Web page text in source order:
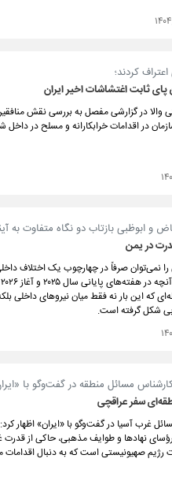
۲۲
کردند؛
ثابت اغتشاشات اخیر ایران
در گزارشی مفصل به بررسی نقش
در اقدامات خرابکارانه و مسلح در داخل
و ابوظبی بازتاب دو نگاه متفاوت به
در یمن
را نمی‌توان صرفاً در چهارچوب یک اختلاف
که این بار نه فقط میان نیروهای داخلی
شکل گرفته است.
مسائل منطقه در گفت‌وگو با
سفر عراقچی
غرب آسیا در گفت‌وگو با «ایران» اظهار
نهادها و طوایف مذهبی، حاکی از قدرت
رژیم صهیونیستی است که به دنبال